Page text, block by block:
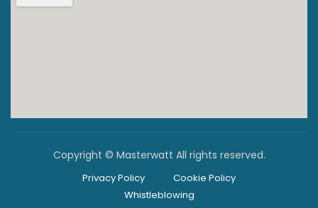
Copyright © Masterwatt All rights reserved.
Privacy Policy
Cookie Policy
Whistleblowing